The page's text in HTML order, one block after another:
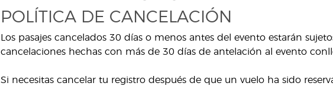
POLÍTICA DE CANCELACIÓN
Los pasajes cancelados 30 días o menos antes del evento estarán
cancelaciones hechas con más de 30 días de antelación al evento
Si necesitas cancelar tu registro después de que un vuelo ha sido